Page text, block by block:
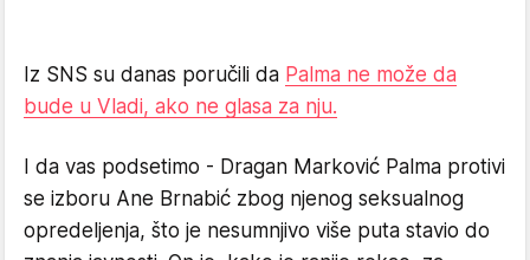
Iz SNS su danas poručili da Palma ne može da
bude u Vladi, ako ne glasa za nju.
I da vas podsetimo - Dragan Marković Palma protivi
se izboru Ane Brnabić zbog njenog seksualnog
opredeljenja, što je nesumnjivo više puta stavio do